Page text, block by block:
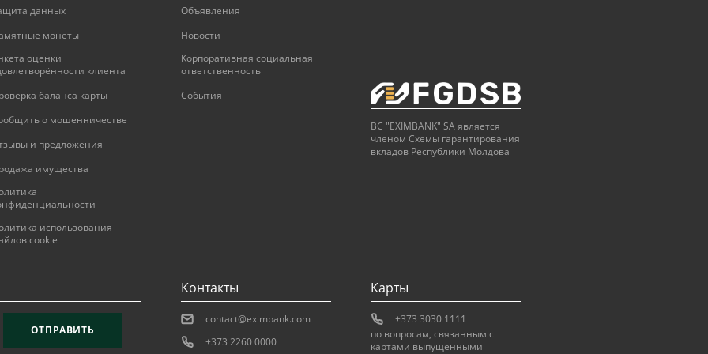
deservirea cardurilor de
данных
монеты
оценки
клиента
баланса карты
о мошенничестве
и предложения
имущества
использования
cookie
Объявления
Новости
Корпоративная социальная
ответственность
События
BC "EXIMBANK" SA является
членом Схемы гарантирования
вкладов Республики Молдова
ОТПРАВИТЬ
Контакты
contact@eximbank.com
+373 2260 0000
Карты
+373 3030 1111
по вопросам, связанным с
картами выпущенными